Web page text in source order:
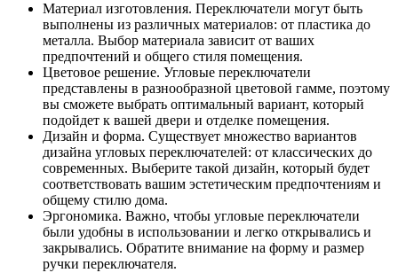
Материал изготовления. Переключатели могут быть
выполнены из различных материалов: от пластика до
металла. Выбор материала зависит от ваших
предпочтений и общего стиля помещения.
Цветовое решение. Угловые переключатели
представлены в разнообразной цветовой гамме, поэтому
вы сможете выбрать оптимальный вариант, который
подойдет к вашей двери и отделке помещения.
Дизайн и форма. Существует множество вариантов
дизайна угловых переключателей: от классических до
современных. Выберите такой дизайн, который будет
соответствовать вашим эстетическим предпочтениям и
общему стилю дома.
Эргономика. Важно, чтобы угловые переключатели
были удобны в использовании и легко открывались и
закрывались. Обратите внимание на форму и размер
ручки переключателя.